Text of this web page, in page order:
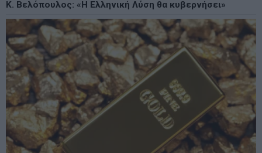
Κ. Βελόπουλος: «Η Ελληνική Λύση θα κυβερνήσει»